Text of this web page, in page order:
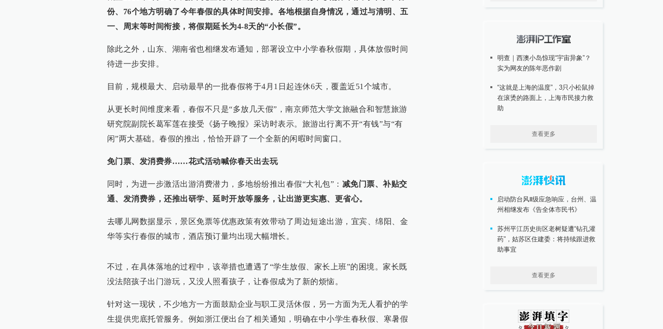
份、76个地方明确了今年春假的具体时间安排。各地根据自身情况，通过与清明、五
一、周末等时间衔接，将假期延长为4-8天的“小长假”。
除此之外，山东、湖南省也相继发布通知，部署设立中小学春秋假期，具体放假时间
待进一步安排。
目前，规模最大、启动最早的一批春假将于4月1日起连休6天，覆盖近51个城市。
从更长时间维度来看，春假不只是“多放几天假”，南京师范大学文旅融合和智慧旅游
研究院副院长葛军莲在接受《扬子晚报》采访时表示。旅游出行离不开“有钱”与“有
闲”两大基础。春假的推出，恰恰开辟了一个全新的闲暇时间窗口。
免门票、发消费券……花式活动喊你春天出去玩
同时，为进一步激活出游消费潜力，多地纷纷推出春假“大礼包”： 减免门票、补贴交
通、发消费券，还推出研学、延时开放等服务，让出游更实惠、更省心。
去哪儿网数据显示，景区免票等优惠政策有效带动了周边短途出游，宜宾、绵阳、金
华等实行春假的城市，酒店预订量均出现大幅增长。
不过，在具体落地的过程中，该举措也遭遇了“学生放假、家长上班”的困境。家长既
没法陪孩子出门游玩，又没人照看孩子，让春假成为了新的烦恼。
针对这一现状，不少地方一方面鼓励企业与职工灵活休假，另一方面为无人看护的学
生提供兜底托管服务。例如浙江便出台了相关通知，明确在中小学生春秋假、寒暑假
明查｜西澳小岛惊现“宇宙异象”？
实为网友的陈年恶作剧
“这就是上海的温度”，3只小松鼠掉
在滚烫的路面上，上海市民接力救
助
查看更多
启动防台风Ⅱ级应急响应，台州、温
州相继发布《告全体市民书》
苏州平江历史街区老树疑遭“钻孔灌
药”，姑苏区住建委：将持续跟进救
助事宜
查看更多